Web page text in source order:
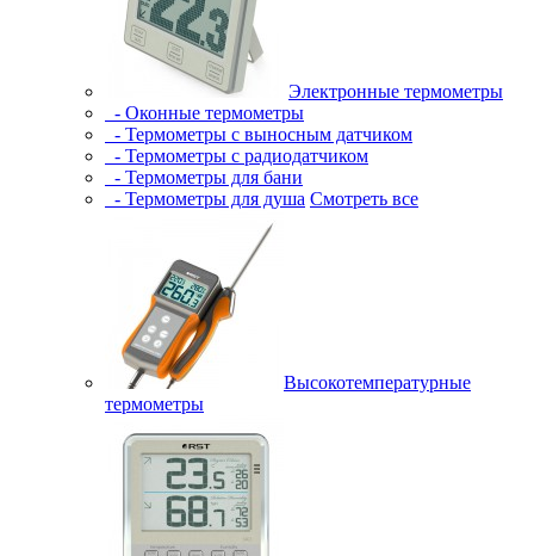
Электронные термометры
- Оконные термометры
- Термометры с выносным датчиком
- Термометры с радиодатчиком
- Термометры для бани
- Термометры для душа Смотреть все
Высокотемпературные
термометры